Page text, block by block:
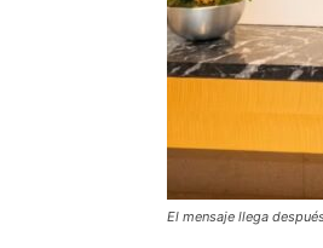
El mensaje llega